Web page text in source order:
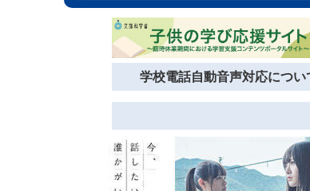
学校電話自動音声対応につい